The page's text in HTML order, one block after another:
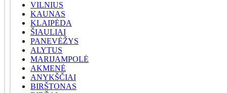
VILNIUS
KAUNAS
KLAIPĖDA
ŠIAULIAI
PANEVĖŽYS
ALYTUS
MARIJAMPOLĖ
AKMENĖ
ANYKŠČIAI
BIRŠTONAS